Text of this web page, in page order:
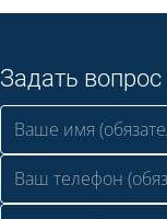
Задать вопрос